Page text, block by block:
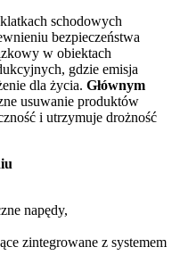
schodowych
bezpieczeństwa
w obiektach
gdzie emisja
dla życia. Głównym
usuwanie produktów
i utrzymuje drożność
napędy,
zintegrowane z systemem